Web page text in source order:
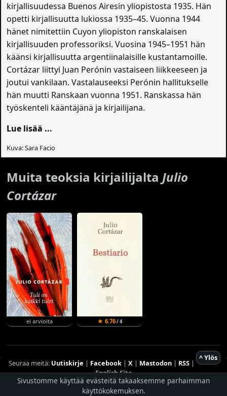
kirjallisuudessa Buenos Airesin yliopistosta 1935. Hän
opetti kirjallisuutta lukiossa 1935–45. Vuonna 1944
hänet nimitettiin Cuyon yliopiston ranskalaisen
kirjallisuuden professoriksi. Vuosina 1945–1951 hän
käänsi kirjallisuutta argentiinalaisille kustantamoille.
Cortázar liittyi Juan Perónin vastaiseen liikkeeseen ja
joutui vankilaan. Vastalauseeksi Perónin hallitukselle
hän muutti Ranskaan vuonna 1951. Ranskassa hän
työskenteli kääntäjänä ja kirjailijana.
Lue lisää ...
Kuva: Sara Facio
Muita teoksia kirjailijalta Julio
Cortázar
ei arvioita ★ 6.76/ 4
^ Ylös
Seuraa meitä: Uutiskirje | Facebook| X | Mastodon| RSS|
English Site
Hostingpalvelun tarjoaaPlaneetta Internet Oy
Sivustomme käyttää evästeitä takaaksemme parhaimman
käyttökokemuksen.